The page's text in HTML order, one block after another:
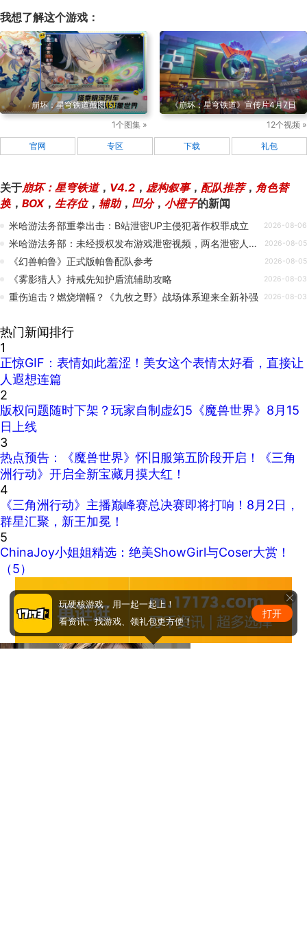
我想了解这个游戏：
崩坏：星穹铁道截图(5)
1个图集 »
《崩坏：星穹铁道》宣传片4月7日
12个视频 »
官网 专区 下载 礼包
关于崩坏：星穹铁道， V4.2 ， 虚构叙事， 配队推荐， 角色替
换， BOX， 生存位， 辅助， 凹分， 小橙子的新闻
米哈游法务部重拳出击：B站泄密UP主侵犯著作权罪成立 2026-08-06
米哈游法务部：未经授权发布游戏泄密视频，两名泄密人员被判刑 2026-08-05
《幻兽帕鲁》正式版帕鲁配队参考 2026-08-05
《雾影猎人》持戒先知护盾流辅助攻略 2026-08-03
重伤追击？燃烧增幅？《九牧之野》战场体系迎来全新补强 2026-08-03
热门新闻排行
1
正惊GIF：表情如此羞涩！美女这个表情太好看，直接让
人遐想连篇
2
版权问题随时下架？玩家自制虚幻5《魔兽世界》8月15
日上线
3
热点预告：《魔兽世界》怀旧服第五阶段开启！《三角
洲行动》开启全新宝藏月摸大红！
4
《三角洲行动》主播巅峰赛总决赛即将打响！8月2日，
群星汇聚，新王加冕！
5
ChinaJoy小姐姐精选：绝美ShowGirl与Coser大赏！
（5）
玩硬核游戏，用一起一起上！
看资讯、找游戏、领礼包更方便！
打开